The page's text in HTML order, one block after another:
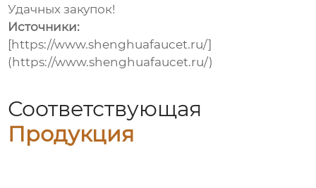
Удачных закупок!
Источники:
[https://www.shenghuafaucet.ru/]
(https://www.shenghuafaucet.ru/)
Соответствующая
Продукция